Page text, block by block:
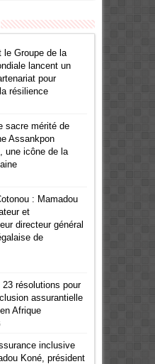
le Groupe de la
lancent un
pour
résilience
sacre mérité de
Assankpon
une icône de la
: Mamadou
et
directeur général
de
23 résolutions pour
assurantielle
Afrique
inclusive
Koné, président